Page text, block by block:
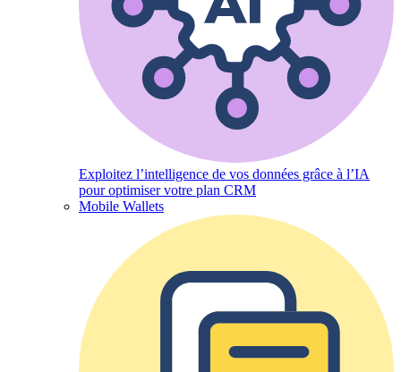
Exploitez l’intelligence de vos données grâce à l’IA
pour optimiser votre plan CRM
Mobile Wallets